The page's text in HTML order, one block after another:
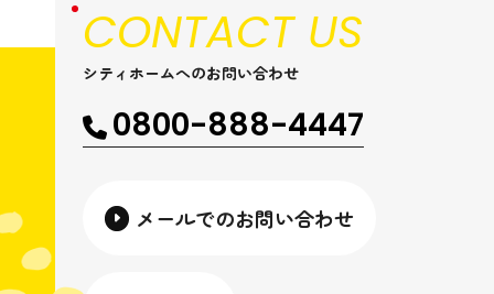
CONTACT US
シティホームへのお問い合わせ
0800-888-4447
メールでのお問い合わせ